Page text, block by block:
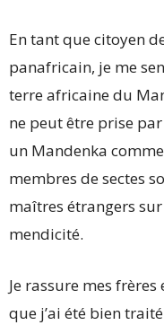
En tant que citoyen
panafricain, je me
terre africaine du
ne peut être prise
un Mandenka
membres de sectes
maîtres étrangers
mendicité.
Je rassure mes
que j’ai été bien